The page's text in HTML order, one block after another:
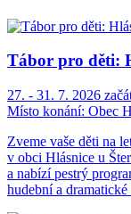
Tábor pro děti:
27. - 31. 7. 2026
Místo konání: Obec
Zveme vaše děti na
v obci Hlásnice u
a nabízí pestrý
hudební a